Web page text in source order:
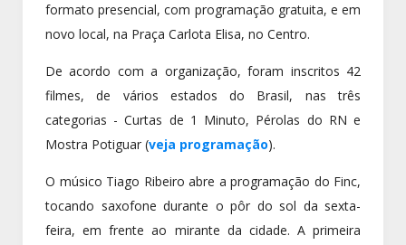
formato presencial, com programação gratuita, e em
novo local, na Praça Carlota Elisa, no Centro.
De acordo com a organização, foram inscritos 42
filmes, de vários estados do Brasil, nas três
categorias - Curtas de 1 Minuto, Pérolas do RN e
Mostra Potiguar (veja programação).
O músico Tiago Ribeiro abre a programação do Finc,
tocando saxofone durante o pôr do sol da sexta-
feira, em frente ao mirante da cidade. A primeira